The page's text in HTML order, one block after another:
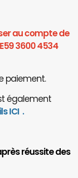
au compte de
3600 4534
paiement.
également
ICI .
réussite des